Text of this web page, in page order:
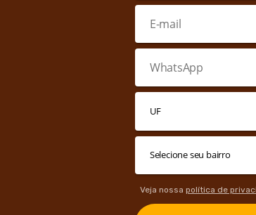
Veja nossa política de